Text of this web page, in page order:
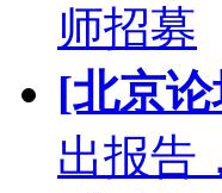
师招募
[北京
出报告，